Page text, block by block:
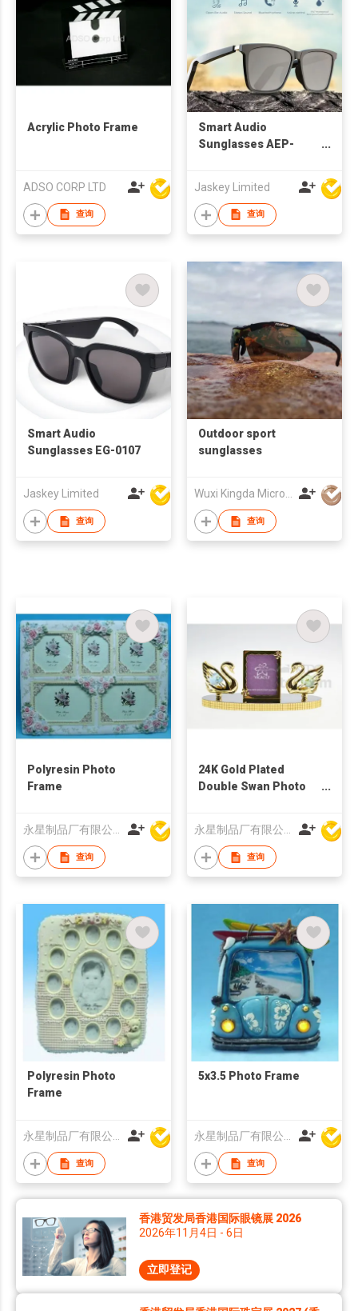
Acrylic Photo Frame
ADSO CORP LTD
查询
Smart Audio
Sunglasses AEP-
Jaskey Limited
查询
Smart Audio
Sunglasses EG-0107
Jaskey Limited
查询
Outdoor sport
sunglasses
查询
Polyresin Photo
Frame
查询
24K Gold Plated
Double Swan Photo
查询
Polyresin Photo
Frame
永星制品厂有限公司
查询
5x3.5 Photo Frame
永星制品厂有限公司
查询
香港贸发局香港国际眼镜展 2026
2026年11月4日 - 6日
立即登记